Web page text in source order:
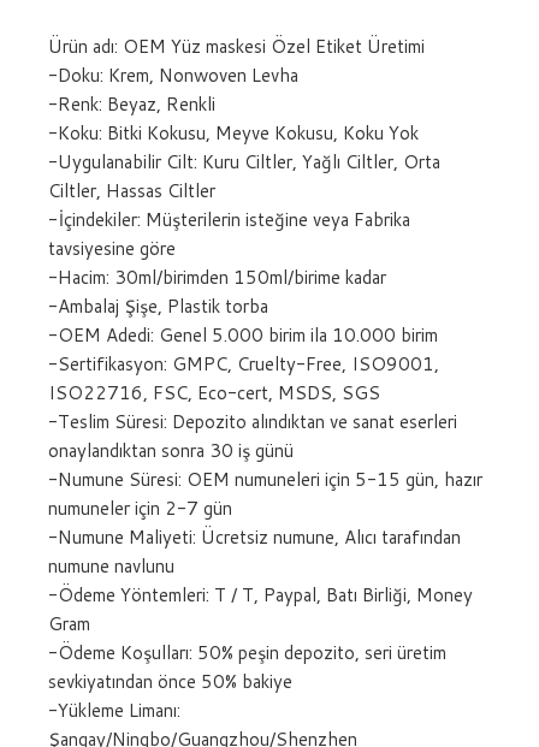
Ürün adı: OEM Yüz maskesi Özel Etiket Üretimi
-Doku: Krem, Nonwoven Levha
-Renk: Beyaz, Renkli
-Koku: Bitki Kokusu, Meyve Kokusu, Koku Yok
-Uygulanabilir Cilt: Kuru Ciltler, Yağlı Ciltler, Orta
Ciltler, Hassas Ciltler
-İçindekiler: Müşterilerin isteğine veya Fabrika
tavsiyesine göre
-Hacim: 30ml/birimden 150ml/birime kadar
-Ambalaj Şişe, Plastik torba
-OEM Adedi: Genel 5.000 birim ila 10.000 birim
-Sertifikasyon: GMPC, Cruelty-Free, ISO9001,
ISO22716, FSC, Eco-cert, MSDS, SGS
-Teslim Süresi: Depozito alındıktan ve sanat eserleri
onaylandıktan sonra 30 iş günü
-Numune Süresi: OEM numuneleri için 5-15 gün, hazır
numuneler için 2-7 gün
-Numune Maliyeti: Ücretsiz numune, Alıcı tarafından
numune navlunu
-Ödeme Yöntemleri: T / T, Paypal, Batı Birliği, Money
Gram
-Ödeme Koşulları: 50% peşin depozito, seri üretim
sevkiyatından önce 50% bakiye
-Yükleme Limanı:
Şangay/Ningbo/Guangzhou/Shenzhen